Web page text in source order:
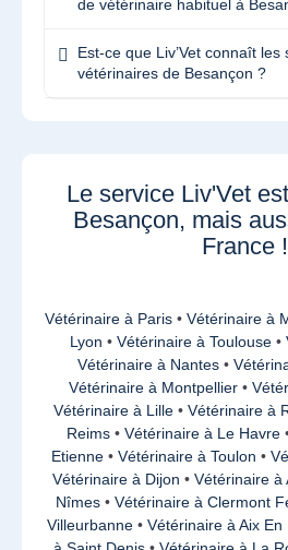
de vétérinaire habituel à
Est-ce que Liv’Vet connaît les
vétérinaires de Besançon ?
Le service Liv'Vet
Besançon, mais
France !
Vétérinaire à Paris • Vétérinaire à
Lyon • Vétérinaire à Toulouse •
Vétérinaire à Nantes•
Vétérinaire à Montpellier•
Vétérinaire à Lille• Vétérinaire à
Reims • Vétérinaire à Le Havre
Etienne • Vétérinaire à Toulon •
Vétérinaire à Dijon • Vétérinaire à
Nîmes • Vétérinaire à Clermont
Villeurbanne • Vétérinaire à Aix En